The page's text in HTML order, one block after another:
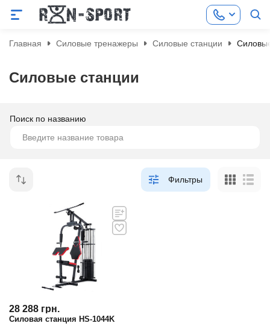
Главная Силовые тренажеры Силовые станции
Силовые станции
Поиск по названию
Фильтры
28 288 грн.
Силовая станция HS-1044K